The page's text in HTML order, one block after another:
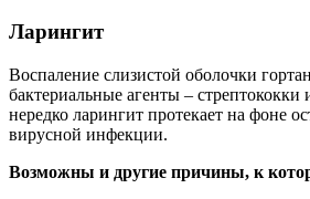
Ларингит
Воспаление слизистой оболочки
бактериальные агенты – стрептококки
нередко ларингит протекает на фоне
вирусной инфекции.
Возможны и другие причины, к